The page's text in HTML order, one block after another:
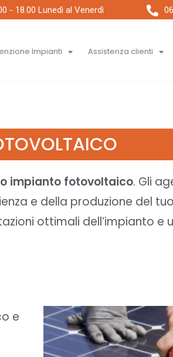
- 18.00 Lunedì al Venerdì
Impianti Assistenza clienti
impianto fotovoltaico. Gli
e della produzione del
ottimali dell’impianto e
e